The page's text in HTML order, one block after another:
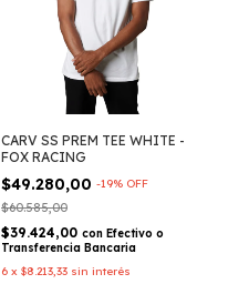
CARV SS PREM TEE WHITE -
FOX RACING
$49.280,00 -19% OFF
$60.585,00
$39.424,00 con Efectivo o
Transferencia Bancaria
6 x $8.213,33 sin interés